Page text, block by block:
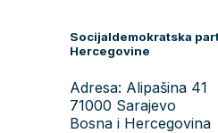
Socijaldemokratska
Hercegovine
Adresa: Alipašina 41
71000 Sarajevo
Bosna i Hercegovina